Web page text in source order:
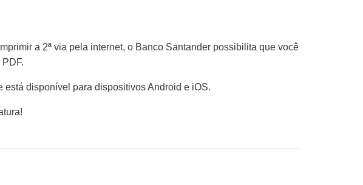
a 2ª via pela internet, o Banco Santander possibilita que você
disponível para dispositivos Android e iOS.